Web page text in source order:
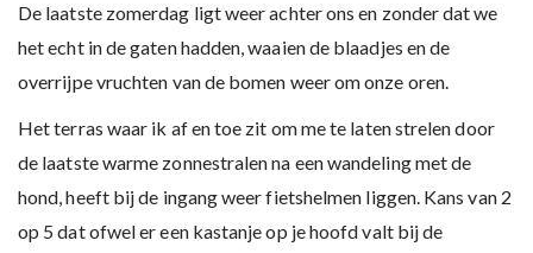
De laatste zomerdag ligt weer achter ons en zonder dat we
het echt in de gaten hadden, waaien de blaadjes en de
overrijpe vruchten van de bomen weer om onze oren.
Het terras waar ik af en toe zit om me te laten strelen door
de laatste warme zonnestralen na een wandeling met de
hond, heeft bij de ingang weer fietshelmen liggen. Kans van 2
op 5 dat ofwel er een kastanje op je hoofd valt bij de